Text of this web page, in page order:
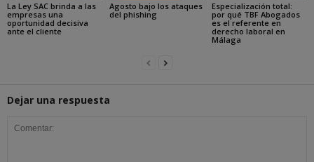
La Ley SAC brinda a las
empresas una
oportunidad decisiva
ante el cliente
Agosto bajo los ataques
del phishing
Especialización total:
por qué TBF Abogados
es el referente en
derecho laboral en
Málaga
Dejar una respuesta